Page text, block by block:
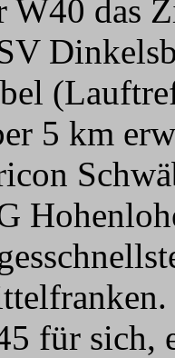
W40 das
5 km
für sich,